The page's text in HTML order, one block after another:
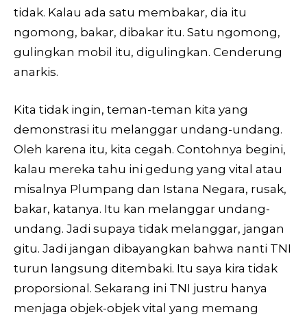
tidak. Kalau ada satu membakar, dia itu
ngomong, bakar, dibakar itu. Satu ngomong,
gulingkan mobil itu, digulingkan. Cenderung
anarkis.
Kita tidak ingin, teman-teman kita yang
demonstrasi itu melanggar undang-undang.
Oleh karena itu, kita cegah. Contohnya begini,
kalau mereka tahu ini gedung yang vital atau
misalnya Plumpang dan Istana Negara, rusak,
bakar, katanya. Itu kan melanggar undang-
undang. Jadi supaya tidak melanggar, jangan
gitu. Jadi jangan dibayangkan bahwa nanti TNI
turun langsung ditembaki. Itu saya kira tidak
proporsional. Sekarang ini TNI justru hanya
menjaga objek-objek vital yang memang